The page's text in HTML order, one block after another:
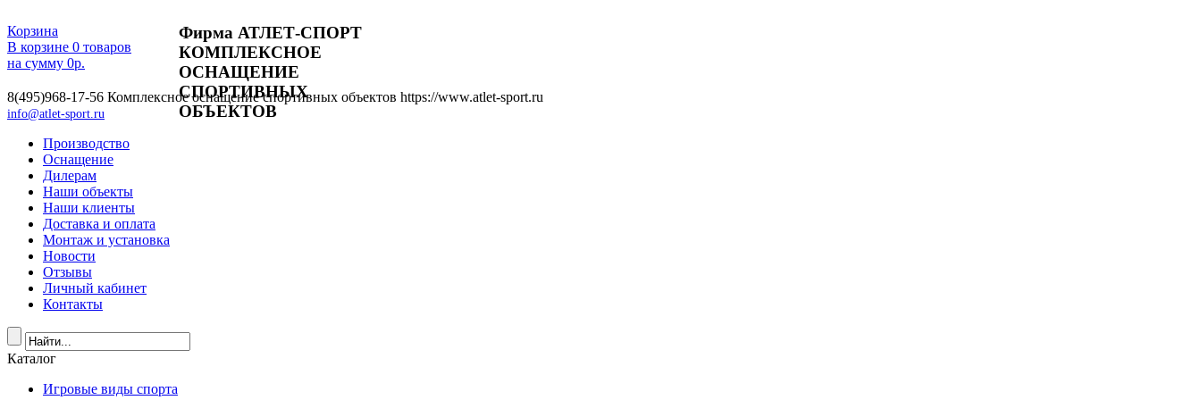
Фирма АТЛЕТ-СПОРТ
КОМПЛЕКСНОЕ
ОСНАЩЕНИЕ
СПОРТИВНЫХ
ОБЪЕКТОВ
Корзина
В корзине 0 товаров
на сумму 0р.
8(495)968-17-56 Комплексное оснащение спортивных объектов https://www.atlet-sport.ru
info@atlet-sport.ru
Производство
Оснащение
Дилерам
Наши объекты
Наши клиенты
Доставка и оплата
Монтаж и установка
Новости
Отзывы
Личный кабинет
Контакты
Каталог
Игровые виды спорта